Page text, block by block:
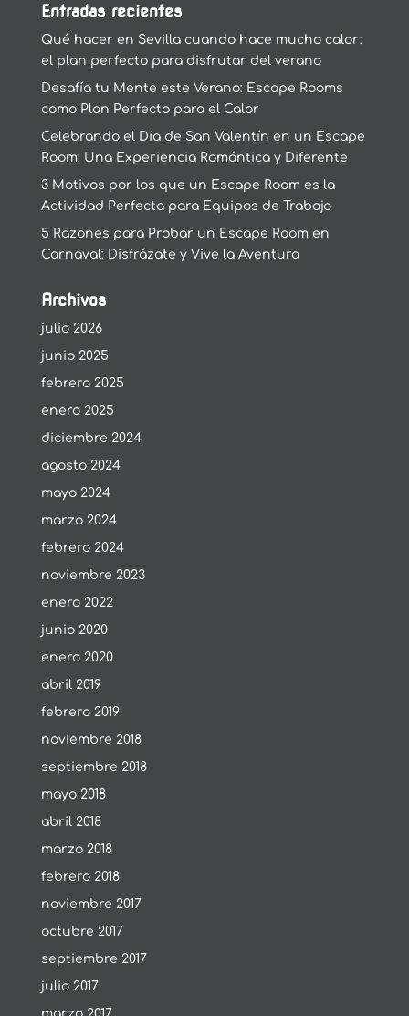
Entradas recientes
Qué hacer en Sevilla cuando hace mucho calor:
el plan perfecto para disfrutar del verano
Desafía tu Mente este Verano: Escape Rooms
como Plan Perfecto para el Calor
Celebrando el Día de San Valentín en un Escape
Room: Una Experiencia Romántica y Diferente
3 Motivos por los que un Escape Room es la
Actividad Perfecta para Equipos de Trabajo
5 Razones para Probar un Escape Room en
Carnaval: Disfrázate y Vive la Aventura
Archivos
julio 2026
junio 2025
febrero 2025
enero 2025
diciembre 2024
agosto 2024
mayo 2024
marzo 2024
febrero 2024
noviembre 2023
enero 2022
junio 2020
enero 2020
abril 2019
febrero 2019
noviembre 2018
septiembre 2018
mayo 2018
abril 2018
marzo 2018
febrero 2018
noviembre 2017
octubre 2017
septiembre 2017
julio 2017